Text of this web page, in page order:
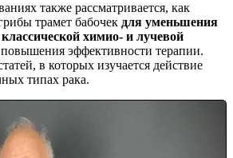
также рассматривается, как
трамет бабочек для уменьшения
химио- и лучевой
повышения эффективности терапии.
в которых изучается действие
типах рака.